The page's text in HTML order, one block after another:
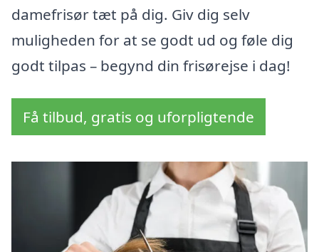
damefrisør tæt på dig. Giv dig selv
muligheden for at se godt ud og føle dig
godt tilpas – begynd din frisørejse i dag!
Få tilbud, gratis og uforpligtende